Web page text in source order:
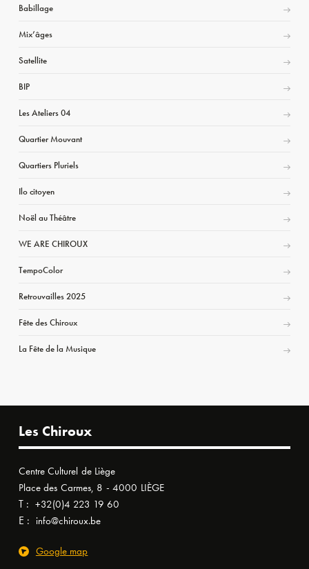
Babillage
Mix’âges
Satellite
BIP
Les Ateliers 04
Quartier Mouvant
Quartiers Pluriels
Ilo citoyen
Noël au Théâtre
WE ARE CHIROUX
TempoColor
Retrouvailles 2025
Fête des Chiroux
La Fête de la Musique
Les Chiroux
Centre Culturel de Liège
Place des Carmes, 8 - 4000 LIÈGE
T : +32(0)4 223 19 60
E : info@chiroux.be
Google map